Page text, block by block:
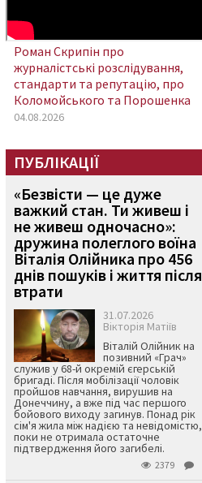
Роман Скрипін про
журналістські розслідування,
стандарти та репутацію, про
Коломойського та Порошенка
04.08.2026
ПУБЛІКАЦІЇ
«Безвісти — це дуже
важкий стан. Ти живеш і
не живеш одночасно»:
дружина полеглого воїна
Віталія Олійника про 456
днів пошуків і життя після
втрати
31.07.2026
Вікторія Матіїв
Віталій Олійник на
позивний «Грач»
служив у 68-й окремій єгерській
бригаді. Після мобілізації чоловік
пройшов навчання, вирушив на
Донеччину, а вже під час першого
бойового виходу загинув. Понад рік
сім'я жила між надією та невідомістю,
поки не отримала остаточне
підтвердження його загибелі.
2379